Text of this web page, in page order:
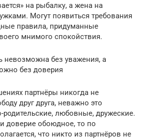
на рыбалку, а жена на
Могут появиться требования
правила, придуманные
мнимого спокойствия.
невозможна без уважения, а
без доверия
партнёры никогда не
друг друга, неважно это
родительские, любовные, дружеские.
доверие обоюдное, то по
что никто из партнёров не